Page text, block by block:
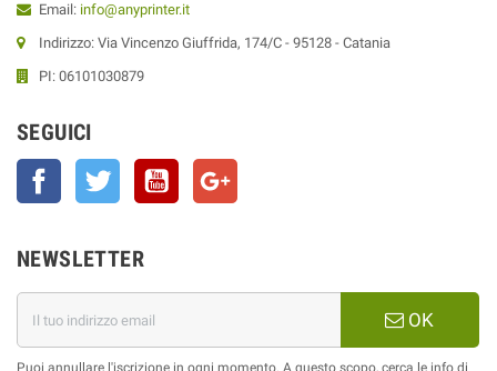
Email: info@anyprinter.it
Indirizzo: Via Vincenzo Giuffrida, 174/C - 95128 - Catania
PI: 06101030879
SEGUICI
Facebook Twitter YouTube
NEWSLETTER
OK
Puoi annullare l'iscrizione in ogni momento. A questo scopo, cerca le info di